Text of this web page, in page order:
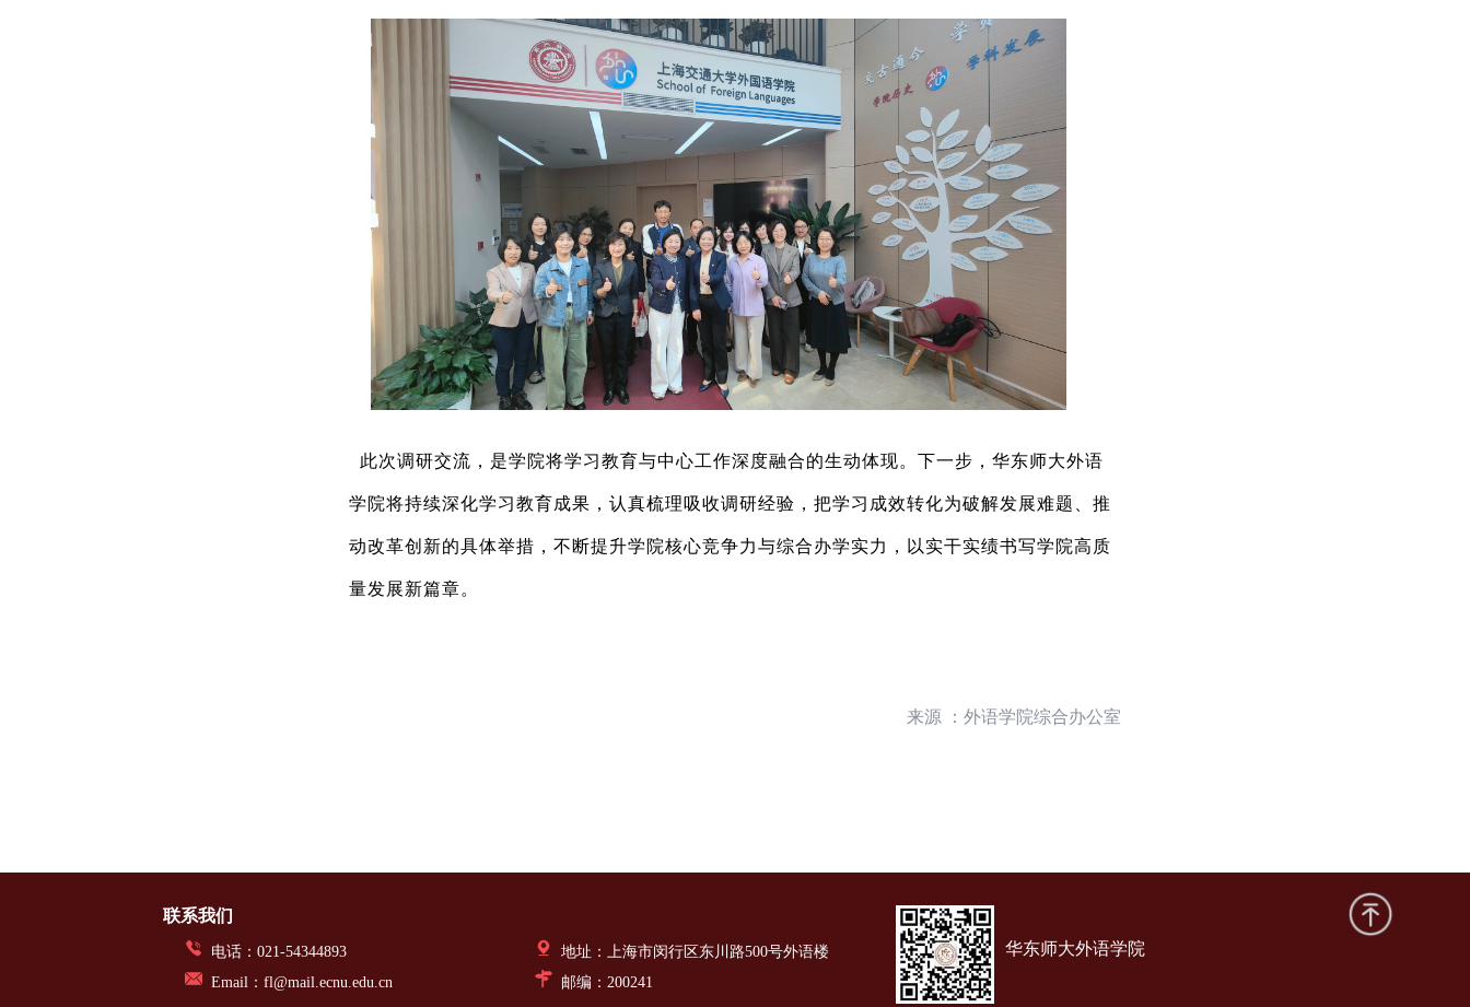
此次调研交流，是学院将学习教育与中心工作深度融合的生动体现。下一步，华东师大外语
学院将持续深化学习教育成果，认真梳理吸收调研经验，把学习成效转化为破解发展难题、推
动改革创新的具体举措，不断提升学院核心竞争力与综合办学实力，以实干实绩书写学院高质
量发展新篇章。
来源 ：外语学院综合办公室
联系我们
电话：021-54344893
地址：上海市闵行区东川路500号外语楼
Email：fl@mail.ecnu.edu.cn
邮编：200241
华东师大外语学院